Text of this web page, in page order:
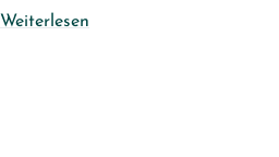
Weiterlesen